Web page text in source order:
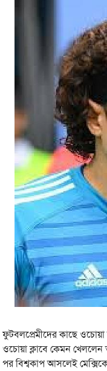
ফুটবলপ্রেমীদের কাছে
ওচোয়া ক্লাবে কেমন
পর বিশ্বকাপ আসলেই